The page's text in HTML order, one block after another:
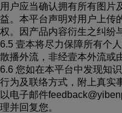
用户应当确认拥有所有图片
益。本平台声明对用户上传
权。因产品内容衍生之纠纷
6.5 壹本将尽力保障所有个
散播外流，非经壹本外流或
6.6 您如在本平台中发现知
行为及联络方式，附上真实
以电子邮件
理并回复您。